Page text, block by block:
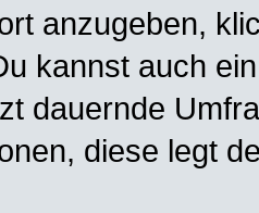
anzugeben,
kannst auch
dauernde
diese legt